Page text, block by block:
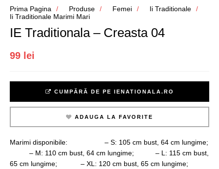
Prima Pagina Produse Femei
Ii Traditionale
Ii Traditionale Marimi Mari
IE Traditionala – Creasta 04
99 lei
CUMPĂRĂ DE PE IENATIONALA.RO
ADAUGA LA FAVORITE
Marimi disponibile: – S: 105 cm bust, 64 cm lungime;
– M: 110 cm bust, 64 cm lungime; – L: 115 cm bust,
65 cm lungime; – XL: 120 cm bust, 65 cm lungime;